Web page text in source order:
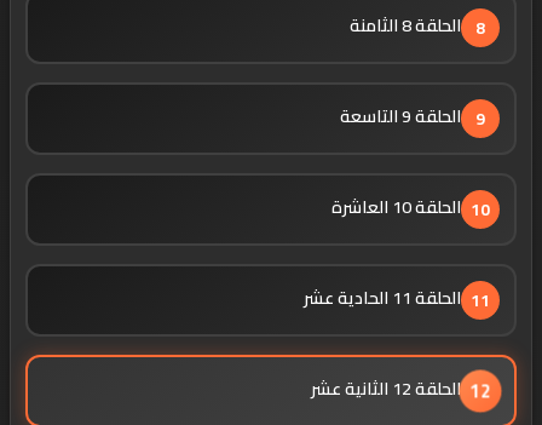
8 الحلقة 8 الثامنة
9 الحلقة 9 التاسعة
10 الحلقة 10 العاشرة
11 الحلقة 11 الحادية عشر
12 الحلقة 12 الثانية عشر